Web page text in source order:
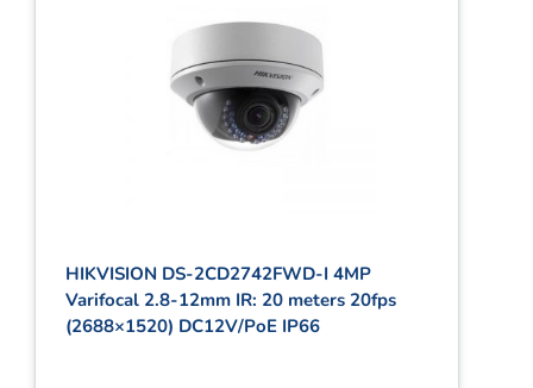
Winkelwagen
HIKVISION DS-2CD2742FWD-I 4MP
Varifocal 2.8-12mm IR: 20 meters 20fps
(2688×1520) DC12V/PoE IP66